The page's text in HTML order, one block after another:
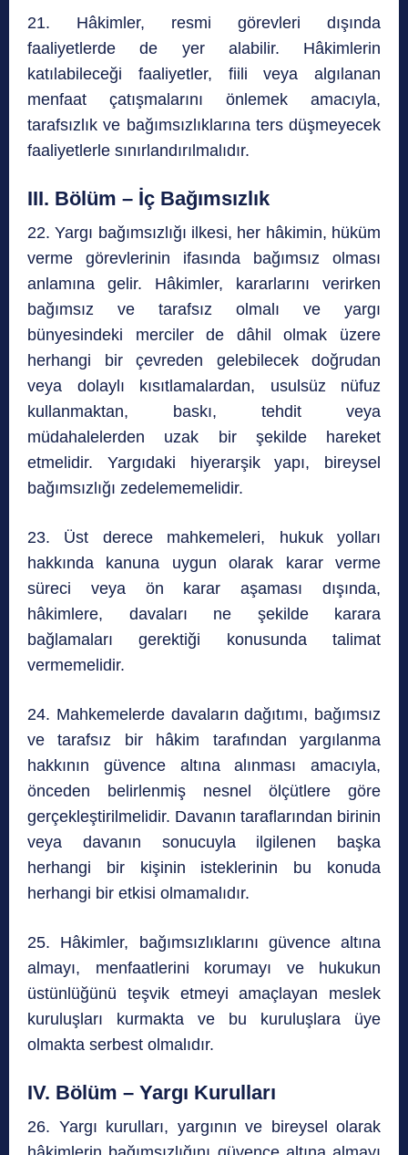
21. Hâkimler, resmi görevleri dışında
faaliyetlerde de yer alabilir. Hâkimlerin
katılabileceği faaliyetler, fiili veya algılanan
menfaat çatışmalarını önlemek amacıyla,
tarafsızlık ve bağımsızlıklarına ters düşmeyecek
faaliyetlerle sınırlandırılmalıdır.
III. Bölüm – İç Bağımsızlık
22. Yargı bağımsızlığı ilkesi, her hâkimin, hüküm
verme görevlerinin ifasında bağımsız olması
anlamına gelir. Hâkimler, kararlarını verirken
bağımsız ve tarafsız olmalı ve yargı
bünyesindeki merciler de dâhil olmak üzere
herhangi bir çevreden gelebilecek doğrudan
veya dolaylı kısıtlamalardan, usulsüz nüfuz
kullanmaktan, baskı, tehdit veya
müdahalelerden uzak bir şekilde hareket
etmelidir. Yargıdaki hiyerarşik yapı, bireysel
bağımsızlığı zedelememelidir.
23. Üst derece mahkemeleri, hukuk yolları
hakkında kanuna uygun olarak karar verme
süreci veya ön karar aşaması dışında,
hâkimlere, davaları ne şekilde karara
bağlamaları gerektiği konusunda talimat
vermemelidir.
24. Mahkemelerde davaların dağıtımı, bağımsız
ve tarafsız bir hâkim tarafından yargılanma
hakkının güvence altına alınması amacıyla,
önceden belirlenmiş nesnel ölçütlere göre
gerçekleştirilmelidir. Davanın taraflarından birinin
veya davanın sonucuyla ilgilenen başka
herhangi bir kişinin isteklerinin bu konuda
herhangi bir etkisi olmamalıdır.
25. Hâkimler, bağımsızlıklarını güvence altına
almayı, menfaatlerini korumayı ve hukukun
üstünlüğünü teşvik etmeyi amaçlayan meslek
kuruluşları kurmakta ve bu kuruluşlara üye
olmakta serbest olmalıdır.
IV. Bölüm – Yargı Kurulları
26. Yargı kurulları, yargının ve bireysel olarak